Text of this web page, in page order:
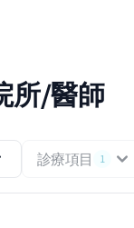
所/醫師
診療項目 1